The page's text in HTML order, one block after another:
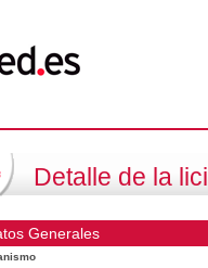
Detalle de la
Generales